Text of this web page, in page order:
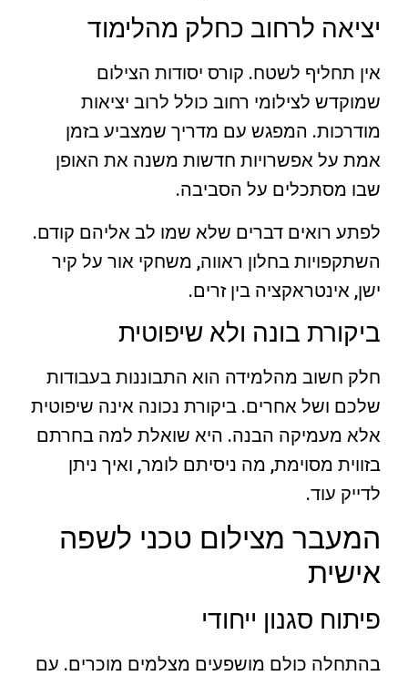
יציאה לרחוב כחלק מהלימוד
אין תחליף לשטח. קורס יסודות הצילום
שמוקדש לצילומי רחוב כולל לרוב יציאות
מודרכות. המפגש עם מדריך שמצביע בזמן
אמת על אפשרויות חדשות משנה את האופן
שבו מסתכלים על הסביבה.
לפתע רואים דברים שלא שמו לב אליהם קודם.
השתקפויות בחלון ראווה, משחקי אור על קיר
ישן, אינטראקציה בין זרים.
ביקורת בונה ולא שיפוטית
חלק חשוב מהלמידה הוא התבוננות בעבודות
שלכם ושל אחרים. ביקורת נכונה אינה שיפוטית
אלא מעמיקה הבנה. היא שואלת למה בחרתם
בזווית מסוימת, מה ניסיתם לומר, ואיך ניתן
לדייק עוד.
המעבר מצילום טכני לשפה
אישית
פיתוח סגנון ייחודי
בהתחלה כולם מושפעים מצלמים מוכרים. עם